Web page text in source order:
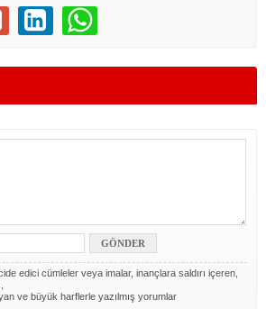
edici cümleler veya imalar, inançlara saldırı içeren,
ve büyük harflerle yazılmış yorumlar